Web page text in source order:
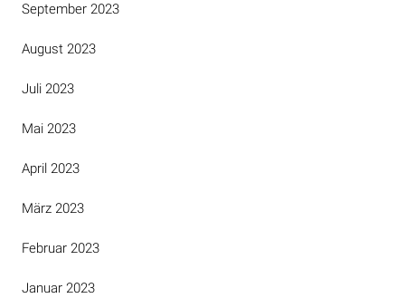
September 2023
August 2023
Juli 2023
Mai 2023
April 2023
März 2023
Februar 2023
Januar 2023